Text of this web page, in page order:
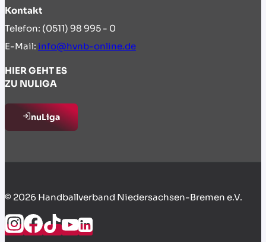
Kontakt
Telefon: (0511) 98 995 - 0
E-Mail: info@hvnb-online.de
HIER GEHT ES
ZU NULIGA
nuLiga
© 2026 Handballverband Niedersachsen-Bremen e.V.